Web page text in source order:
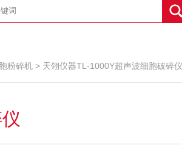
粉碎机 > 天翎仪器TL-1000Y超声波细胞破碎仪